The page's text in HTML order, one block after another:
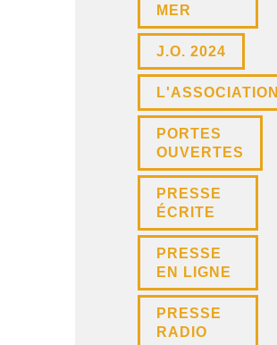
MER
J.O. 2024
L'ASSOCIATION
PORTES
OUVERTES
PRESSE
ÉCRITE
PRESSE
EN LIGNE
PRESSE
RADIO